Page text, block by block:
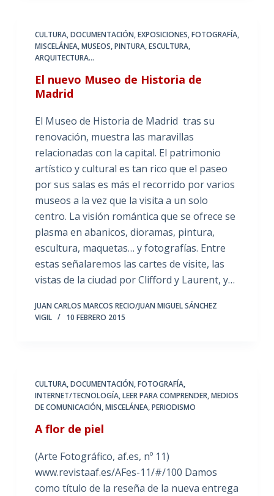
CULTURA,DOCUMENTACIÓN,EXPOSICIONES,FOTOGRAFÍA,
MISCELÁNEA,MUSEOS,PINTURA, ESCULTURA,
ARQUITECTURA...
El nuevo Museo de Historia de
Madrid
El Museo de Historia de Madrid tras su
renovación, muestra las maravillas
relacionadas con la capital. El patrimonio
artístico y cultural es tan rico que el paseo
por sus salas es más el recorrido por varios
museos a la vez que la visita a un solo
centro. La visión romántica que se ofrece se
plasma en abanicos, dioramas, pintura,
escultura, maquetas… y fotografías. Entre
estas señalaremos las cartes de visite, las
vistas de la ciudad por Clifford y Laurent, y…
JUAN CARLOS MARCOS RECIO/JUAN MIGUEL SÁNCHEZ
VIGIL
10 FEBRERO 2015
CULTURA,DOCUMENTACIÓN,FOTOGRAFÍA,
INTERNET/TECNOLOGÍA,LEER PARA COMPRENDER,MEDIOS
DE COMUNICACIÓN,MISCELÁNEA,PERIODISMO
A flor de piel
(Arte Fotográfico, af.es, nº 11)
www.revistaaf.es/AFes-11/#/100 Damos
como título de la reseña de la nueva entrega